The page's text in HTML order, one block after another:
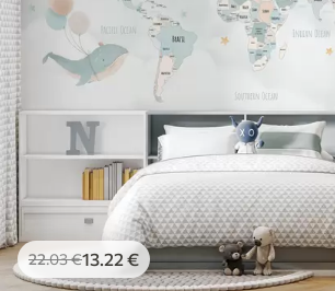
22.03€13.22 €